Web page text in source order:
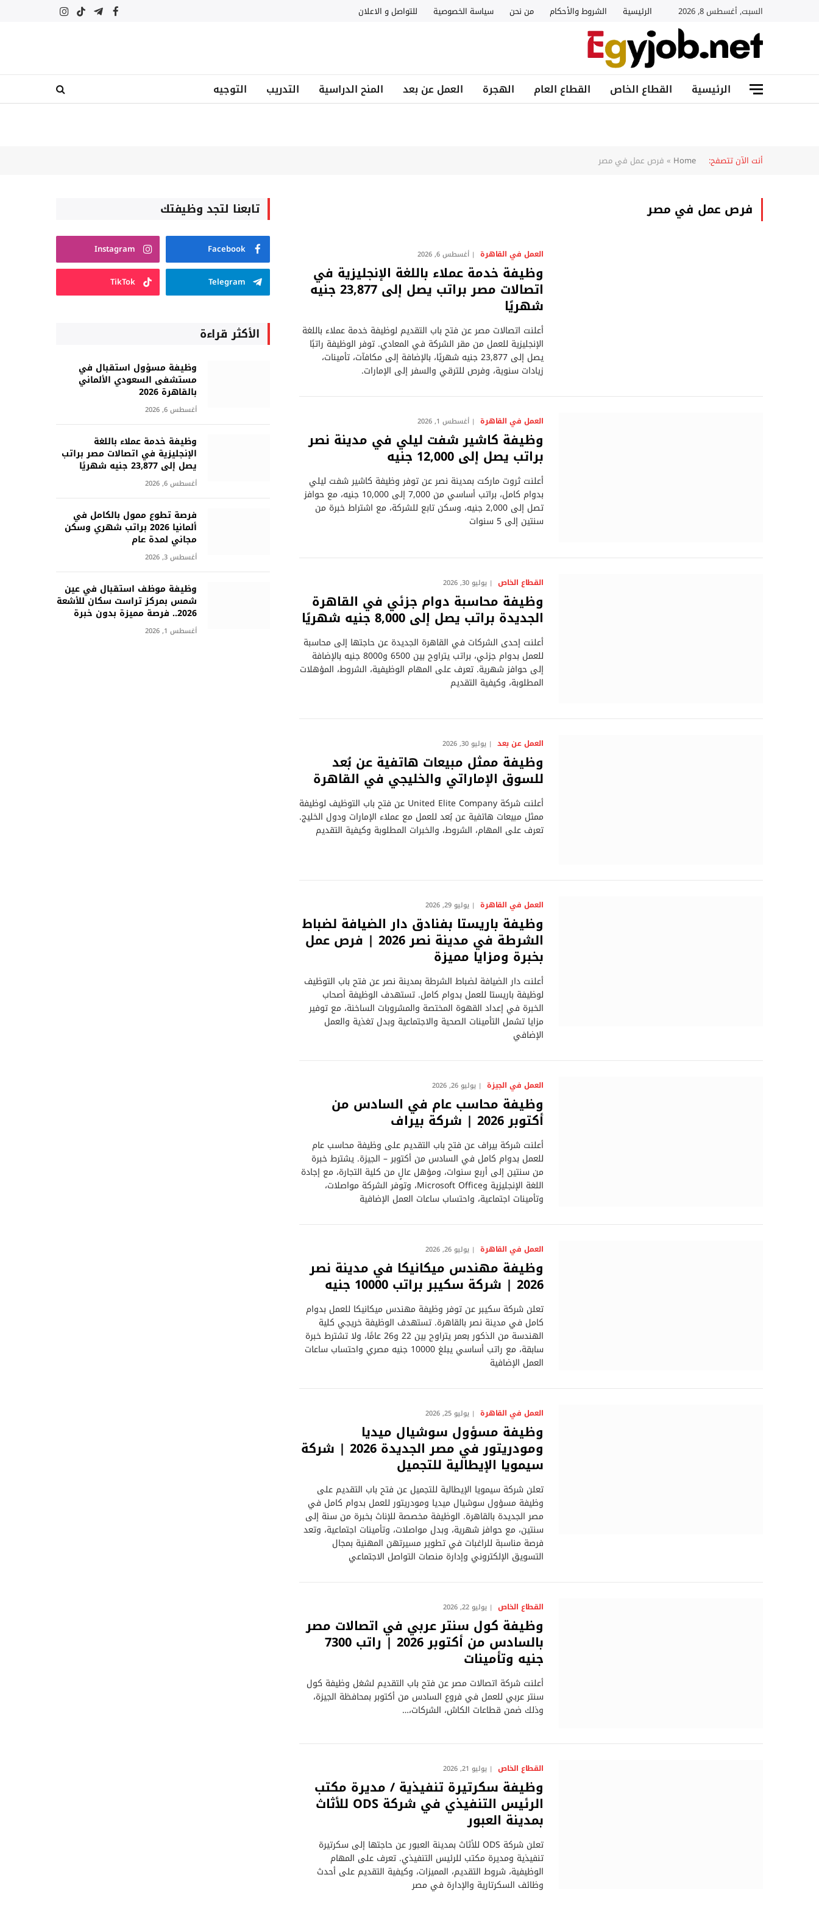
السبت, أغسطس 8, 2026 الرئيسية الشروط والأحكام من نحن سياسة الخصوصية للتواصل و الاعلان فيسبوكتيلقرامتيكتوكالانستغرام
الرئيسية القطاع الخاص القطاع العام الهجرة العمل عن بعد المنح الدراسية التدريب التوجيه
أنت الآن تتصفح: Home
» فرص عمل في مصر
فرص عمل في مصر
العمل في القاهرة أغسطس 6, 2026
وظيفة خدمة عملاء باللغة الإنجليزية في
اتصالات مصر براتب يصل إلى 23,877 جنيه
شهريًا
أعلنت اتصالات مصر عن فتح باب التقديم لوظيفة خدمة عملاء باللغة
الإنجليزية للعمل من مقر الشركة في المعادي. توفر الوظيفة راتبًا
يصل إلى 23,877 جنيه شهريًا، بالإضافة إلى مكافآت، تأمينات،
زيادات سنوية، وفرص للترقي والسفر إلى الإمارات.
العمل في القاهرة أغسطس 1, 2026
وظيفة كاشير شفت ليلي في مدينة نصر
براتب يصل إلى 12,000 جنيه
أعلنت ثروت ماركت بمدينة نصر عن توفر وظيفة كاشير شفت ليلي
بدوام كامل، براتب أساسي من 7,000 إلى 10,000 جنيه، مع حوافز
تصل إلى 2,000 جنيه، وسكن تابع للشركة، مع اشتراط خبرة من
سنتين إلى 5 سنوات
القطاع الخاص يوليو 30, 2026
وظيفة محاسبة دوام جزئي في القاهرة
الجديدة براتب يصل إلى 8,000 جنيه شهريًا
أعلنت إحدى الشركات في القاهرة الجديدة عن حاجتها إلى محاسبة
للعمل بدوام جزئي، براتب يتراوح بين 6500 و8000 جنيه بالإضافة
إلى حوافز شهرية. تعرف على المهام الوظيفية، الشروط، المؤهلات
المطلوبة، وكيفية التقديم
العمل عن بعد يوليو 30, 2026
وظيفة ممثل مبيعات هاتفية عن بُعد
للسوق الإماراتي والخليجي في القاهرة
أعلنت شركة United Elite Company عن فتح باب التوظيف لوظيفة
ممثل مبيعات هاتفية عن بُعد للعمل مع عملاء الإمارات ودول الخليج.
تعرف على المهام، الشروط، والخبرات المطلوبة وكيفية التقديم
العمل في القاهرة يوليو 29, 2026
وظيفة باريستا بفنادق دار الضيافة لضباط
الشرطة في مدينة نصر 2026 | فرص عمل
بخبرة ومزايا مميزة
أعلنت دار الضيافة لضباط الشرطة بمدينة نصر عن فتح باب التوظيف
لوظيفة باريستا للعمل بدوام كامل. تستهدف الوظيفة أصحاب
الخبرة في إعداد القهوة المختصة والمشروبات الساخنة، مع توفير
مزايا تشمل التأمينات الصحية والاجتماعية وبدل تغذية والعمل
الإضافي
العمل في الجيزة يوليو 26, 2026
وظيفة محاسب عام في السادس من
أكتوبر 2026 | شركة بيراف
أعلنت شركة بيراف عن فتح باب التقديم على وظيفة محاسب عام
للعمل بدوام كامل في السادس من أكتوبر – الجيزة. يشترط خبرة
من سنتين إلى أربع سنوات، ومؤهل عالٍ من كلية التجارة، مع إجادة
اللغة الإنجليزية وMicrosoft Office، وتوفر الشركة مواصلات،
وتأمينات اجتماعية، واحتساب ساعات العمل الإضافية
العمل في القاهرة يوليو 26, 2026
وظيفة مهندس ميكانيكا في مدينة نصر
2026 | شركة سكيبر براتب 10000 جنيه
تعلن شركة سكيبر عن توفر وظيفة مهندس ميكانيكا للعمل بدوام
كامل في مدينة نصر بالقاهرة. تستهدف الوظيفة خريجي كلية
الهندسة من الذكور بعمر يتراوح بين 22 و26 عامًا، ولا تشترط خبرة
سابقة، مع راتب أساسي يبلغ 10000 جنيه مصري واحتساب ساعات
العمل الإضافية
العمل في القاهرة يوليو 25, 2026
وظيفة مسؤول سوشيال ميديا
ومودريتور في مصر الجديدة 2026 | شركة
سيمويا الإيطالية للتجميل
تعلن شركة سيمويا الإيطالية للتجميل عن فتح باب التقديم على
وظيفة مسؤول سوشيال ميديا ومودريتور للعمل بدوام كامل في
مصر الجديدة بالقاهرة. الوظيفة مخصصة للإناث بخبرة من سنة إلى
سنتين، مع حوافز شهرية، وبدل مواصلات، وتأمينات اجتماعية، وتعد
فرصة مناسبة للراغبات في تطوير مسيرتهن المهنية بمجال
التسويق الإلكتروني وإدارة منصات التواصل الاجتماعي
القطاع الخاص يوليو 22, 2026
وظيفة كول سنتر عربي في اتصالات مصر
بالسادس من أكتوبر 2026 | راتب 7300
جنيه وتأمينات
أعلنت شركة اتصالات مصر عن فتح باب التقديم لشغل وظيفة كول
سنتر عربي للعمل في فروع السادس من أكتوبر بمحافظة الجيزة،
وذلك ضمن قطاعات الكاش، الشركات،…
القطاع الخاص يوليو 21, 2026
وظيفة سكرتيرة تنفيذية / مديرة مكتب
الرئيس التنفيذي في شركة ODS للأثاث
بمدينة العبور
تعلن شركة ODS للأثاث بمدينة العبور عن حاجتها إلى سكرتيرة
تنفيذية ومديرة مكتب للرئيس التنفيذي. تعرف على المهام
الوظيفية، شروط التقديم، المميزات، وكيفية التقديم على أحدث
وظائف السكرتارية والإدارة في مصر
تابعنا لتجد وظيفتك
Facebook
Instagram
Telegram
TikTok
الأكثر قراءة
وظيفة مسؤول استقبال في
مستشفى السعودي الألماني
بالقاهرة 2026
أغسطس 6, 2026
وظيفة خدمة عملاء باللغة
الإنجليزية في اتصالات مصر براتب
يصل إلى 23,877 جنيه شهريًا
أغسطس 6, 2026
فرصة تطوع ممول بالكامل في
ألمانيا 2026 براتب شهري وسكن
مجاني لمدة عام
أغسطس 3, 2026
وظيفة موظف استقبال في عين
شمس بمركز تراست سكان للأشعة
2026.. فرصة مميزة بدون خبرة
أغسطس 1, 2026